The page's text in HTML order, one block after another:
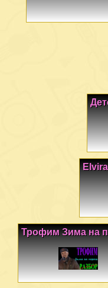
Трофим Зима на